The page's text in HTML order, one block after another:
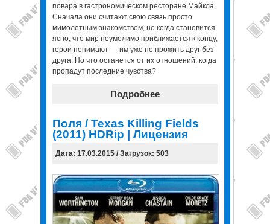
повара в гастрономическом ресторане Майкла.
Сначала они считают свою связь просто
мимолетным знакомством, но когда становится
ясно, что мир неумолимо приближается к концу,
герои понимают — им уже не прожить друг без
друга. Но что останется от их отношений, когда
пропадут последние чувства?
Подробнее
Поля / Texas Killing Fields
(2011) HDRip | Лицензия
Дата: 17.03.2015 / Загрузок: 503